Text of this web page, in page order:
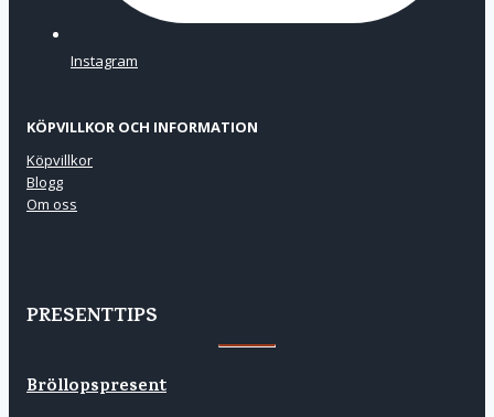
Instagram
KÖPVILLKOR OCH INFORMATION
Köpvillkor
Blogg
Om oss
PRESENTTIPS
Bröllopspresent